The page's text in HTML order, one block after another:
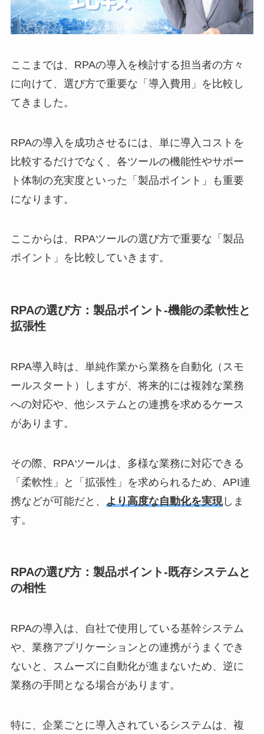
ここまでは、RPAの導入を検討する担当者の方々
に向けて、選び方で重要な「導入費用」を比較し
てきました。
RPAの導入を成功させるには、単に導入コストを
比較するだけでなく、各ツールの機能性やサポー
ト体制の充実度といった「製品ポイント」も重要
になります。
ここからは、RPAツールの選び方で重要な「製品
ポイント」を比較していきます。
RPAの選び方：製品ポイント-機能の柔軟性と
拡張性
RPA導入時は、単純作業から業務を自動化（スモ
ールスタート）しますが、将来的には複雑な業務
への対応や、他システムとの連携を求めるケース
があります。
その際、RPAツールは、多様な業務に対応できる
「柔軟性」と「拡張性」を求められるため、API連
携などが可能だと、
より高度な自動化を実現しま
す。
RPAの選び方：製品ポイント-既存システムと
の相性
RPAの導入は、自社で使用している基幹システム
や、業務アプリケーションとの連携がうまくでき
ないと、スムーズに自動化が進まないため、逆に
業務の手間となる場合があります。
特に、企業ごとに導入されているシステムは、複